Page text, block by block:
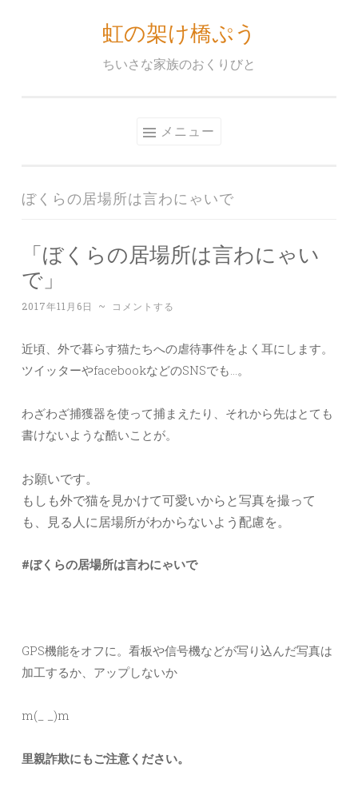
ッ
虹の架け橋ぷう
ちいさな家族のおくりびと
メニュー
ぼくらの居場所は言わにゃいで
「ぼくらの居場所は言わにゃい
で」
2017年11月6日 ~ コメントする
近頃、外で暮らす猫たちへの虐待事件をよく耳にします。
ツイッターやfacebookなどのSNSでも…。
わざわざ捕獲器を使って捕まえたり、それから先はとても
書けないような酷いことが。
お願いです。
もしも外で猫を見かけて可愛いからと写真を撮って
も、見る人に居場所がわからないよう配慮を。
#ぼくらの居場所は言わにゃいで
GPS機能をオフに。看板や信号機などが写り込んだ写真は
加工するか、アップしないか
m(_ _)m
里親詐欺にもご注意ください。